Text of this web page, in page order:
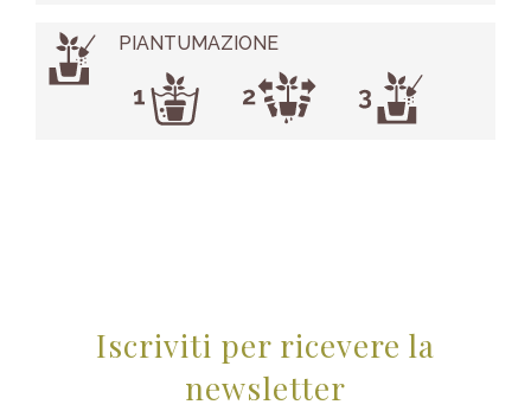
PIANTUMAZIONE
Iscriviti per ricevere la
newsletter